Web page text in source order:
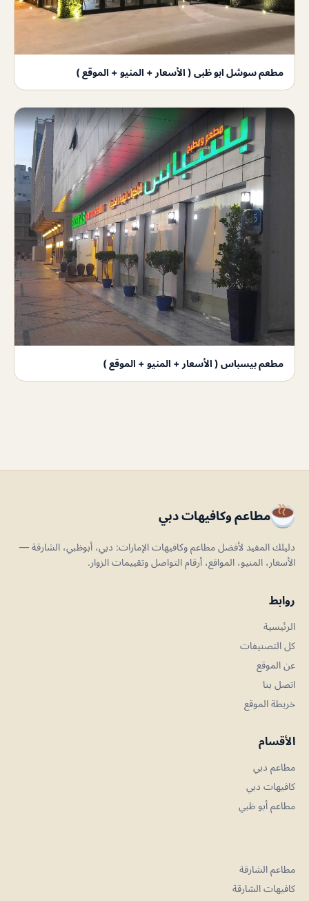
مطعم سوشل ابو ظبى ( الأسعار + المنيو + الموقع )
مطعم بيسباس ( الأسعار + المنيو + الموقع )
مطاعم وكافيهات دبي
دليلك المفيد لأفضل مطاعم وكافيهات الإمارات: دبي، أبوظبي، الشارقة —
الأسعار، المنيو، المواقع، أرقام التواصل وتقييمات الزوار.
روابط
الرئيسية
كل التصنيفات
عن الموقع
اتصل بنا
خريطة الموقع
الأقسام
مطاعم دبي
كافيهات دبي
مطاعم أبو ظبي
مطاعم الشارقة
كافيهات الشارقة